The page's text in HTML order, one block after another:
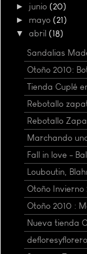
► junio (20)
► mayo (21)
▼ abril (18)
Sandalias
Otoño 2010:
Tienda Cuplé
Rebotallo
Rebotallo
Marchando
Fall in love -
Louboutin,
Otoño
Otoño 2010 :
Nueva tienda